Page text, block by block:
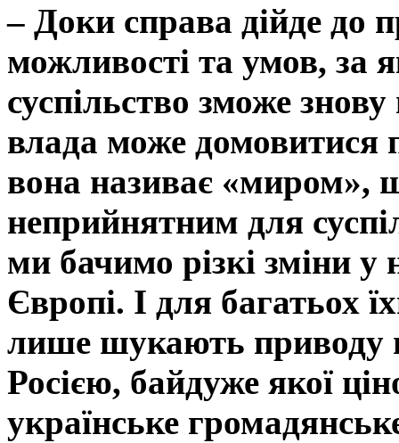
– Доки справа дійде до
можливості та умов, за
суспільство зможе
влада може домовитися
вона називає «миром»,
неприйнятним для
ми бачимо різкі зміни у
Європі. І для багатьох
лише шукають приводу
Росією, байдуже якої
українське